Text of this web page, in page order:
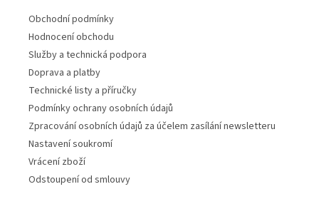
Obchodní podmínky
Hodnocení obchodu
Služby a technická podpora
Doprava a platby
Technické listy a příručky
Podmínky ochrany osobních údajů
Zpracování osobních údajů za účelem zasílání newsletteru
Nastavení soukromí
Vrácení zboží
Odstoupení od smlouvy